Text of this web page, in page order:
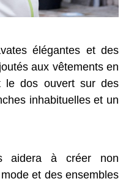
élégantes et des
aux vêtements en
le dos ouvert sur des
inhabituelles et un
aidera à créer non
et des ensembles